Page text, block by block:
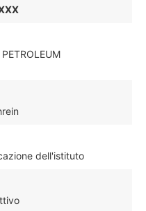
dell'istituto